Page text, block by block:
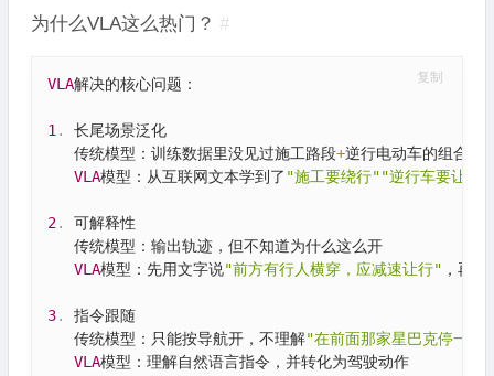
为什么VLA这么热门？ #
VLA解决的核心问题：
1 .
长尾场景泛化
   传统模型：训练数据里没见过施工路段
+逆行电动车的组合 →
VLA模型：从互联网文本学到了 "施工要绕行""逆行车要让"
2.
可解释性
   传统模型：输出轨迹，但不知道为什么这么开
VLA模型：先用文字说"前方有行人横穿，应减速让行" ，再
3.
指令跟随
   传统模型：只能按导航开，不理解
"在前面那家星巴克停一下"
VLA模型：理解自然语言指令，并转化为驾驶动作
复制